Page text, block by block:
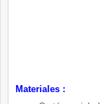
Materiales :